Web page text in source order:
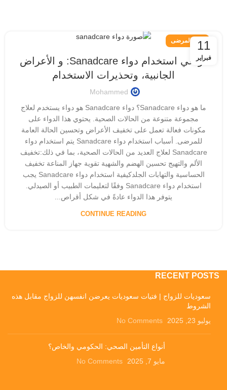
11
فبراير
دليل المرضى
دواعي استخدام دواء Sanadcare: و الأعراض
الجانبية، وتحذيرات الاستخدام
Mohammed
ما هو دواء Sanadcare؟ دواء Sanadcare هو دواء يستخدم لعلاج
مجموعة متنوعة من الحالات الصحية. يحتوي هذا الدواء على
مكونات فعالة تعمل على تخفيف الأعراض وتحسين الحالة العامة
للمرضى. أسباب استخدام دواء Sanadcare يتم استخدام دواء
Sanadcare لعلاج العديد من الحالات الصحية، بما في ذلك:تخفيف
الألم والتهيج تحسين الهضم والشهية تقوية جهاز المناعة تخفيف
الحساسية والتهابات الجلدكيفية استخدام دواء Sanadcare يجب
استخدام دواء Sanadcare وفقًا لتعليمات الطبيب أو الصيدلي.
يتوفر هذا الدواء عادةً في شكل أقراص...
CONTINUE READING
RECENT POSTS
سعوديات للزواج | فتيات سعوديات يعرضن انفسهن للزواج مقابل هذه
الشروط
يوليو 23, 2025
No Comments
أنواع التأمين الصحي: الحكومي والخاص؟
مايو 7, 2025
No Comments